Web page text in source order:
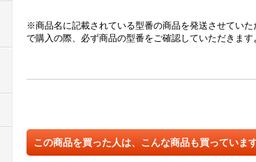
※商品名に記載されている型番の商品を発送させてい
で購入の際、必ず商品の型番をご確認していただきます
この商品を買った人は、こんな商品も買っていま